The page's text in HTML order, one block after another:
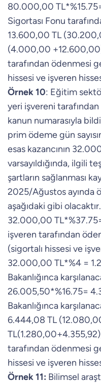
80.000,00
Sigortası Fonu
13.600,00 TL
(4.000,00
tarafından ödenmesi
hissesi ve işveren
Örnek 10: Eğitim
yeri işvereni
kanun numarasıyla
prim ödeme gün
esas kazancının
varsayıldığında, ilgili
şartların sağlanması
2025/Ağustos ayında
aşağıdaki gibi olacaktır.
32.000,00
işveren tarafından
(sigortalı hissesi ve
32.000,00 TL*%4 =
Bakanlığınca
26.005,50*%16.75=
Bakanlığınca
6.444,08 TL
tarafından ödenmesi
hissesi ve işveren
Örnek 11: Bilimsel